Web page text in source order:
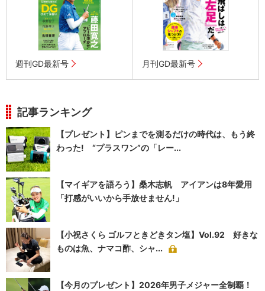
週刊GD最新号 月刊GD最新号
記事ランキング
【プレゼント】ピンまでを測るだけの時代は、もう終
わった! “プラスワン”の「レー...
【マイギアを語ろう】桑木志帆 アイアンは8年愛用
「打感がいいから手放せません!」
【小祝さくら ゴルフときどきタン塩】Vol.92 好きな
ものは魚、ナマコ酢、シャ...
【今月のプレゼント】2026年男子メジャー全制覇！